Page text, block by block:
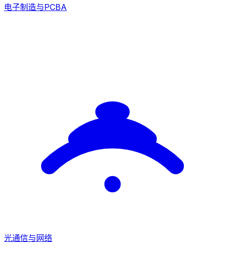
电子制造与PCBA
光通信与网络